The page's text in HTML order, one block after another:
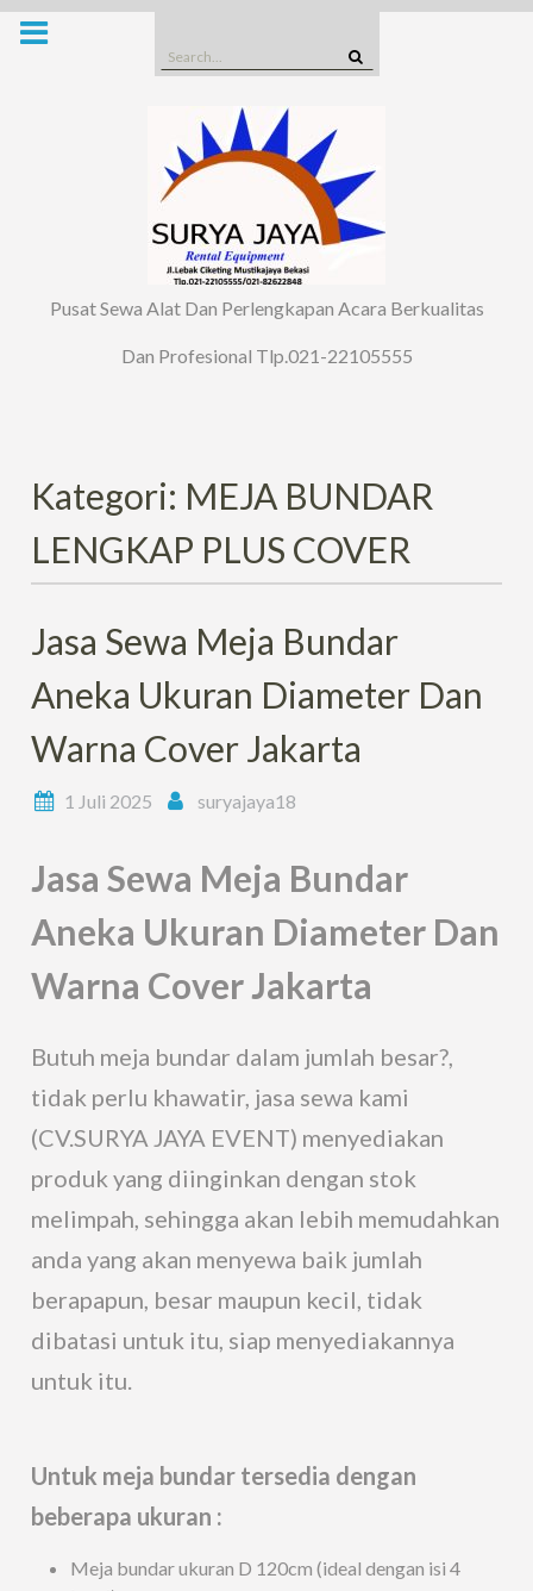
Skip
Search
for:
Pusat Sewa Alat Dan Perlengkapan Acara Berkualitas
Dan Profesional Tlp.021-22105555
Kategori: MEJA BUNDAR
LENGKAP PLUS COVER
Jasa Sewa Meja Bundar
Aneka Ukuran Diameter Dan
Warna Cover Jakarta
1 Juli 2025 suryajaya18
Jasa Sewa Meja Bundar
Aneka Ukuran Diameter Dan
Warna Cover Jakarta
Butuh meja bundar dalam jumlah besar?,
tidak perlu khawatir, jasa sewa kami
(CV.SURYA JAYA EVENT) menyediakan
produk yang diinginkan dengan stok
melimpah, sehingga akan lebih memudahkan
anda yang akan menyewa baik jumlah
berapapun, besar maupun kecil, tidak
dibatasi untuk itu, siap menyediakannya
untuk itu.
Untuk meja bundar tersedia dengan
beberapa ukuran :
Meja bundar ukuran D 120cm (ideal dengan isi 4